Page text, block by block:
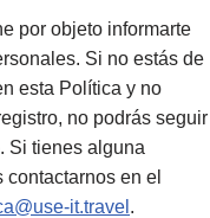
por objeto informarte
Si no estás de
esta Política y no
no podrás seguir
Si tienes alguna
en el
it.travel .